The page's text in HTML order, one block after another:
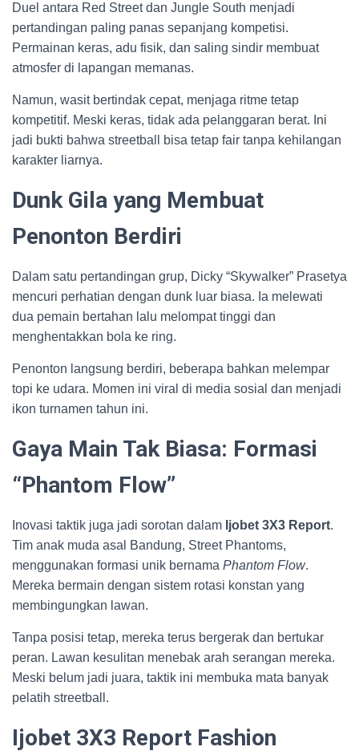
Duel antara Red Street dan Jungle South menjadi
pertandingan paling panas sepanjang kompetisi.
Permainan keras, adu fisik, dan saling sindir membuat
atmosfer di lapangan memanas.
Namun, wasit bertindak cepat, menjaga ritme tetap
kompetitif. Meski keras, tidak ada pelanggaran berat. Ini
jadi bukti bahwa streetball bisa tetap fair tanpa kehilangan
karakter liarnya.
Dunk Gila yang Membuat
Penonton Berdiri
Dalam satu pertandingan grup, Dicky “Skywalker” Prasetya
mencuri perhatian dengan dunk luar biasa. Ia melewati
dua pemain bertahan lalu melompat tinggi dan
menghentakkan bola ke ring.
Penonton langsung berdiri, beberapa bahkan melempar
topi ke udara. Momen ini viral di media sosial dan menjadi
ikon turnamen tahun ini.
Gaya Main Tak Biasa: Formasi
“Phantom Flow”
Inovasi taktik juga jadi sorotan dalam Ijobet 3X3 Report.
Tim anak muda asal Bandung, Street Phantoms,
menggunakan formasi unik bernama Phantom Flow.
Mereka bermain dengan sistem rotasi konstan yang
membingungkan lawan.
Tanpa posisi tetap, mereka terus bergerak dan bertukar
peran. Lawan kesulitan menebak arah serangan mereka.
Meski belum jadi juara, taktik ini membuka mata banyak
pelatih streetball.
Ijobet 3X3 Report Fashion